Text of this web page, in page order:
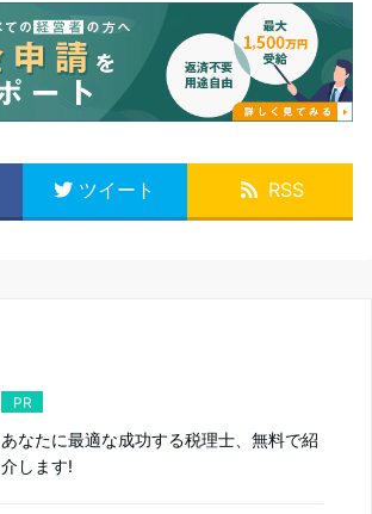
ツイート RSS
PR
あなたに最適な成功する税理士、無料で紹
介します!